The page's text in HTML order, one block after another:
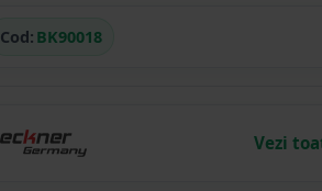
Cod: BK90018
Vezi